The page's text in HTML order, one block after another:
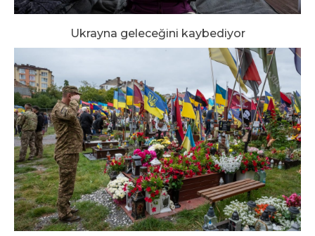
Ukrayna geleceğini kaybediyor